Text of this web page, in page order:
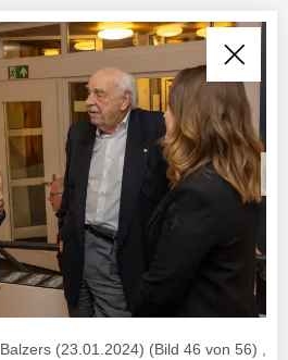
(23.01.2024) (Bild 46 von 56) ,